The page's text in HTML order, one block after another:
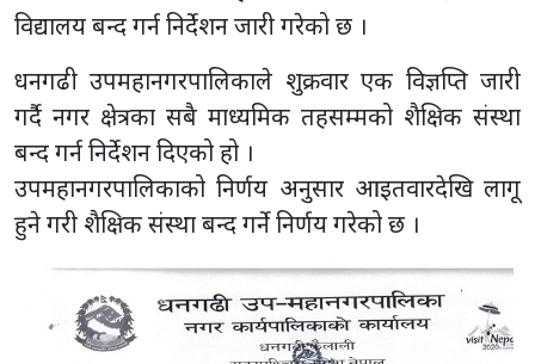
विद्यालय बन्द गर्न निर्देशन जारी गरेको छ ।
धनगढी उपमहानगरपालिकाले शुक्रवार एक विज्ञप्ति जारी
गर्दै नगर क्षेत्रका सबै माध्यमिक तहसम्मको शैक्षिक संस्था
बन्द गर्न निर्देशन दिएको हो ।
उपमहानगरपालिकाको निर्णय अनुसार आइतवारदेखि लागू
हुने गरी शैक्षिक संस्था बन्द गर्ने निर्णय गरेको छ ।